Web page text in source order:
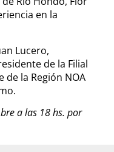
en la
Lucero,
de la Filial
de la Región NOA
a las 18 hs. por